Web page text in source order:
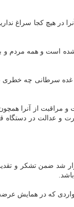
هیچ کجا سراغ نداریم،
است و همه مردم و
سرطانی چه خطری
و مراقبت از آنرا
و عدالت در دستگاه
شد ضمن تشکر و
مواردی که در همایش